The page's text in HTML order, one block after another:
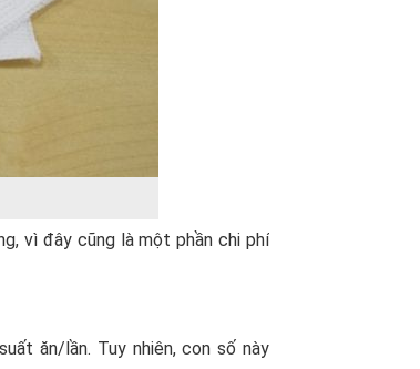
vì đây cũng là một phần chi phí
ăn/lần. Tuy nhiên, con số này